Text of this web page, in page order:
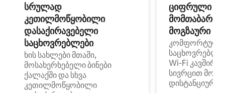
სრულად
კეთილმოწყობილი
დასაქირავებელი
საცხოვრებლები
ხის სახლები მთაში,
მოსახერხებელი ბინები
ქალაქში და სხვა
კეთილმოწყობილი
ციფრული
მოგზაური
კომფორტული
Wi‑Fi
სივრცით
დისტანციური